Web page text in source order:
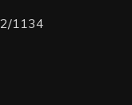
2/1134